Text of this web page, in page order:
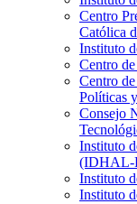
Centro
Católica
Instituto
Centro
Centro
Políticas
Consejo
Instituto
(IDHAL-
Instituto
Instituto